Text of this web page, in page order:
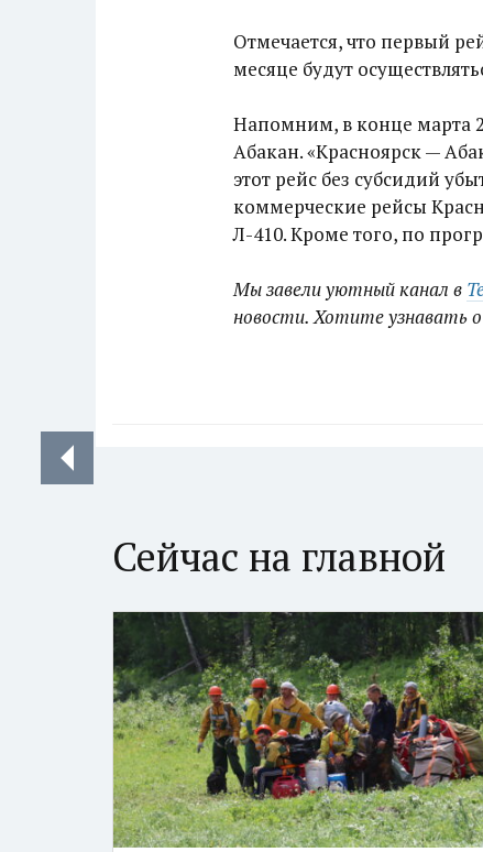
Отмечается, что первый
месяце будут
Напомним, в конце марта
Абакан. «Красноярск —
этот рейс без субсидий
коммерческие рейсы
Л-410. Кроме того, по
Мы завели уютный канал в
новости. Хотите узнавать
Сейчас на главной